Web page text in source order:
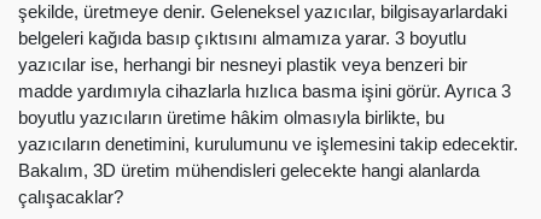
şekilde, üretmeye denir. Geleneksel yazıcılar, bilgisayarlardaki
belgeleri kağıda basıp çıktısını almamıza yarar. 3 boyutlu
yazıcılar ise, herhangi bir nesneyi plastik veya benzeri bir
madde yardımıyla cihazlarla hızlıca basma işini görür. Ayrıca 3
boyutlu yazıcıların üretime hâkim olmasıyla birlikte, bu
yazıcıların denetimini, kurulumunu ve işlemesini takip edecektir.
Bakalım, 3D üretim mühendisleri gelecekte hangi alanlarda
çalışacaklar?